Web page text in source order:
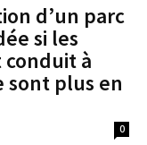
d’un parc
si les
conduit à
sont plus en
0